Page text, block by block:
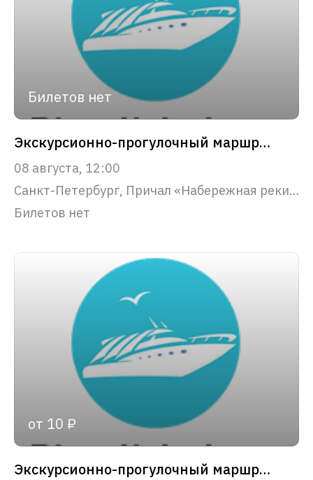
Билетов нет
Экскурсионно-прогулочный маршрут "Северная Венеция"
08 августа, 12:00
Санкт-Петербург, Причал «Набережная реки Фонтанки, 53»
Билетов нет
от 10 ₽
Экскурсионно-прогулочный маршрут "Парадный Петербург"